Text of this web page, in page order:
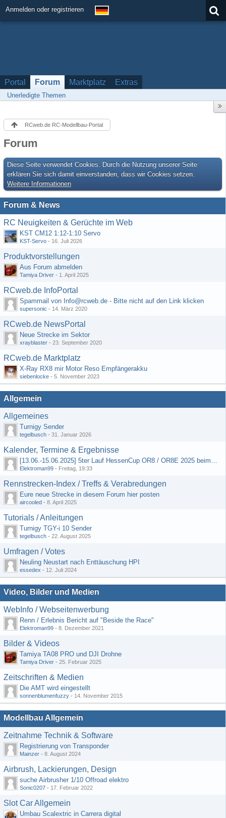
Anmelden oder registrieren
Portal Forum Marktplatz Extras
Unerledigte Themen
RCweb.de RC-Modellbau-Portal
Forum
Diese Seite verwendet Cookies. Durch die Nutzung unserer Seite
erklären Sie sich damit einverstanden, dass wir Cookies setzen.
Weitere Informationen
Forum & News
RC Neuigkeiten & Gerüchte im Web
KST CM12 1:12-1:10 Servo
KST-Servo - 16. Juli 2026
Produktvorstellungen
Aus Forum abmelden
Tamiya Driver - 1. April 2025
RCweb.de InfoPortal
Spammail von Info@rcweb.de - Bitte nicht auf den Link klicken
supersonic - 14. März 2020
RCweb.de NewsPortal
Neue Strecke im Sektor
xrayblaster - 23. September 2020
RCweb.de Marktplatz
X-Ray RX8 mir Motor Reso Empfängerakku
siebenlocke - 5. November 2023
Allgemein
Allgemeines
Turnigy Sender
tegelbusch - 31. Januar 2026
Kalender, Termine & Ergebnisse
[13.06.-15.06.2025] 5ter Lauf HessenCup OR8 / OR8E 2025 beim MSC Ober-Mörlen e.V.
Elektroman99 - Freitag, 19:33
Rennstrecken-Index / Treffs & Verabredungen
Eure neue Strecke in diesem Forum hier posten
aircooled - 8. April 2025
Tutorials / Anleitungen
Turnigy TGY-i 10 Sender
tegelbusch - 22. August 2025
Umfragen / Votes
Neuling Neustart nach Enttäuschung HPI
essedex - 12. Juli 2024
Video, Bilder und Medien
WebInfo / Webseitenwerbung
Renn / Erlebnis Bericht auf "Beside the Race"
Elektroman99 - 8. Dezember 2021
Bilder & Videos
Tamiya TA08 PRO und DJI Drohne
Tamiya Driver - 25. Februar 2025
Zeitschriften & Medien
Die AMT wird eingestellt
sonnenblumenfuzzy - 14. November 2015
Modellbau Allgemein
Zeitnahme Technik & Software
Registrierung von Transponder
Mainzer - 8. August 2024
Airbrush, Lackierungen, Design
suche Airbrusher 1/10 Offroad elektro
Sonic0207 - 17. Februar 2022
Slot Car Allgemein
Umbau Scalextric in Carrera digital